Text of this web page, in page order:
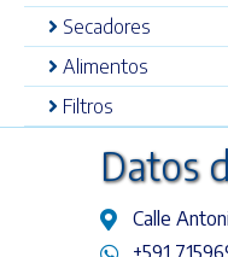
Secadores
Alimentos
Filtros
Datos
Calle
+591